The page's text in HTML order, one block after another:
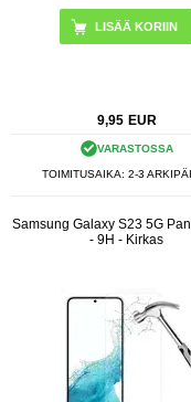
9,95 EUR
VARASTOSSA
TOIMITUSAIKA: 2-3
Samsung Galaxy S23 5G
- 9H - Kirkas